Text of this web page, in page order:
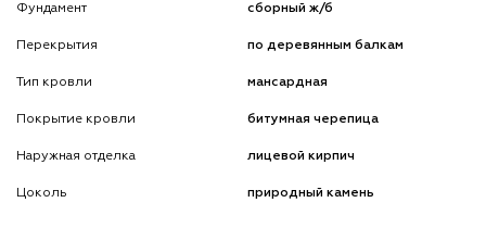
Фундамент сборный ж/б
Перекрытия по деревянным балкам
Тип кровли мансардная
Покрытие кровли битумная черепица
Наружная отделка лицевой кирпич
Цоколь природный камень